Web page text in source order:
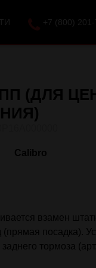
+7 (800)
(ДЛЯ
Calibro
взамен
посадка).
тормоза (арт.